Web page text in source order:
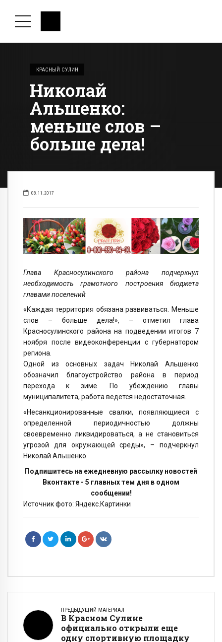
КРАСНЫЙ СУЛИН
Николай
Альшенко:
меньше слов –
больше дела!
08.11.2017
Глава Красносулинского района подчеркнул
необходимость грамотного построения бюджета
главами поселений
«Каждая территория обязана развиваться. Меньше
слов – больше дела!», – отметил глава
Красносулинского района на подведении итогов 7
ноября после видеоконференции с губернатором
региона.
Одной из основных задач Николай Альшенко
обозначил благоустройство района в период
перехода к зиме. По убеждению главы
муниципалитета, работа ведется недостаточная.
«Несанкционированные свалки, появляющиеся с
определенной периодичностью должны
своевременно ликвидироваться, а не становиться
угрозой для окружающей среды», – подчеркнул
Николай Альшенко.
Подпишитесь на ежедневную рассылку новостей
Вконтакте - 5 главных тем дня в одном
сообщении!
Источник фото: Яндекс.Картинки
ПРЕДЫДУЩИЙ МАТЕРИАЛ
В Красном Сулине
официально открыли еще
одну спортивную площадку